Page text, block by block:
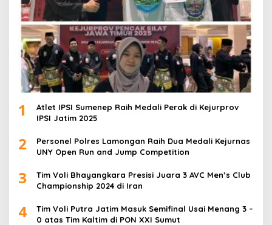
1
Atlet IPSI Sumenep Raih Medali Perak di Kejurprov
IPSI Jatim 2025
2
Personel Polres Lamongan Raih Dua Medali Kejurnas
UNY Open Run and Jump Competition
3
Tim Voli Bhayangkara Presisi Juara 3 AVC Men’s Club
Championship 2024 di Iran
4
Tim Voli Putra Jatim Masuk Semifinal Usai Menang 3 –
0 atas Tim Kaltim di PON XXI Sumut